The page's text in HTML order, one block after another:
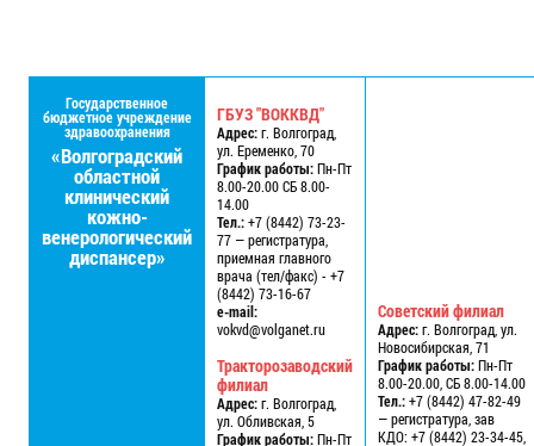
Государственное
бюджетное учреждение
здравоохранения
«Волгоградский
областной
клинический
кожно-
венерологический
диспансер»
ГБУЗ "ВОККВД"
Адрес:г. Волгоград,
ул. Еременко, 70
График работы:Пн-Пт
8.00-20.00 СБ 8.00-
14.00
Тел.:+7 (8442) 73-23-
77 — регистратура,
приемная главного
врача (тел/факс) - +7
(8442) 73-16-67
e-mail:
vokvd@volganet.ru
Тракторозаводский
филиал
Адрес:г. Волгоград,
ул. Обливская, 5
График работы:Пн-Пт
Советский филиал
Адрес:г. Волгоград, ул.
Новосибирская, 71
График работы:Пн-Пт
8.00-20.00, СБ 8.00-14.00
Тел.:+7 (8442) 47-82-49
— регистратура, зав
КДО: +7 (8442) 23-34-45,